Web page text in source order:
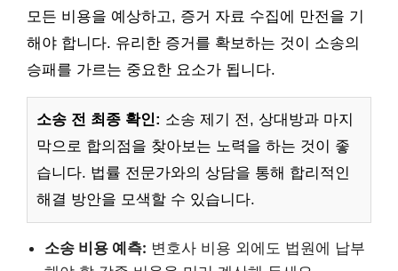
모든 비용을 예상하고, 증거 자료 수집에 만전을 기
해야 합니다. 유리한 증거를 확보하는 것이 소송의
승패를 가르는 중요한 요소가 됩니다.
소송 전 최종 확인: 소송 제기 전, 상대방과 마지
막으로 합의점을 찾아보는 노력을 하는 것이 좋
습니다. 법률 전문가와의 상담을 통해 합리적인
해결 방안을 모색할 수 있습니다.
소송 비용 예측: 변호사 비용 외에도 법원에 납부